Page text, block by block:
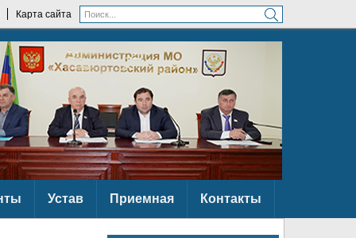
Карта сайта
Устав Приемная Контакты